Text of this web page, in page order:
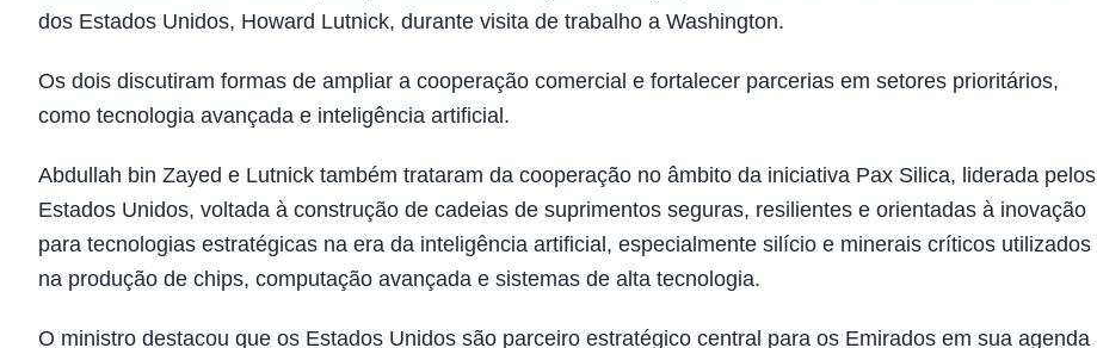
dos Estados Unidos, Howard Lutnick, durante visita de trabalho a Washington.
Os dois discutiram formas de ampliar a cooperação comercial e fortalecer parcerias em setores prioritários,
como tecnologia avançada e inteligência artificial.
Abdullah bin Zayed e Lutnick também trataram da cooperação no âmbito da iniciativa Pax Silica, liderada pelos
Estados Unidos, voltada à construção de cadeias de suprimentos seguras, resilientes e orientadas à inovação
para tecnologias estratégicas na era da inteligência artificial, especialmente silício e minerais críticos utilizados
na produção de chips, computação avançada e sistemas de alta tecnologia.
O ministro destacou que os Estados Unidos são parceiro estratégico central para os Emirados em sua agenda